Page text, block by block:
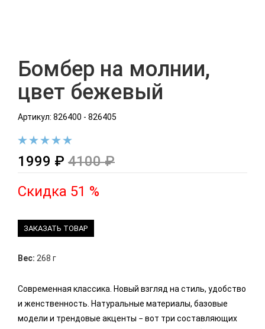
Бомбер на молнии,
цвет бежевый
Артикул: 826400 - 826405
1999 ₽ 4100 ₽
Скидка 51 %
ЗАКАЗАТЬ ТОВАР
Вес: 268 г
Современная классика. Новый взгляд на стиль, удобство
и женственность. Натуральные материалы, базовые
модели и трендовые акценты − вот три составляющих